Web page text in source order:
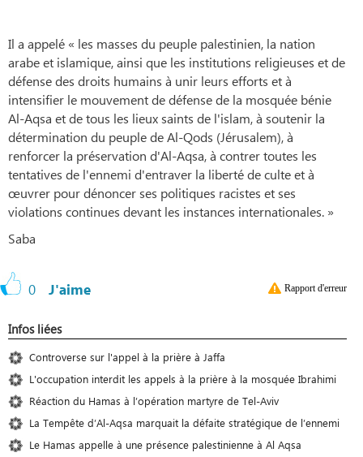
Il a appelé « les masses du peuple palestinien, la nation
arabe et islamique, ainsi que les institutions religieuses et de
défense des droits humains à unir leurs efforts et à
intensifier le mouvement de défense de la mosquée bénie
Al-Aqsa et de tous les lieux saints de l'islam, à soutenir la
détermination du peuple de Al-Qods (Jérusalem), à
renforcer la préservation d'Al-Aqsa, à contrer toutes les
tentatives de l'ennemi d'entraver la liberté de culte et à
œuvrer pour dénoncer ses politiques racistes et ses
violations continues devant les instances internationales. »
Saba
0 J'aime Rapport d'erreur
Infos liées
Controverse sur l'appel à la prière à Jaffa
L'occupation interdit les appels à la prière à la mosquée Ibrahimi
Réaction du Hamas à l’opération martyre de Tel-Aviv
La Tempête d’Al-Aqsa marquait la défaite stratégique de l’ennemi
Le Hamas appelle à une présence palestinienne à Al Aqsa